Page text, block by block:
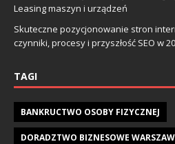
Leasing maszyn i urządzeń
Skuteczne pozycjonowanie stron
czynniki, procesy i przyszłość SEO w
TAGI
BANKRUCTWO OSOBY FIZYCZNEJ
DORADZTWO BIZNESOWE